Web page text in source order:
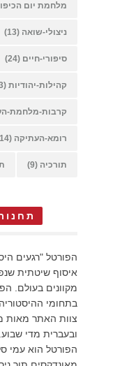
מלחמת יום
ניצולי-שואה (13)
סיפורי-חיים (24)
קהילות-יהודיות (13)
קרבות-מלחמת-
רומא-העתיקה (14)
תורכיה (9)
הפורטל "רגעים
איסוף שיטתית
מקוונים בעולם.
בתחומי
צוות האתר מאות
ובעברית מדי
הפורטל הוא עמי